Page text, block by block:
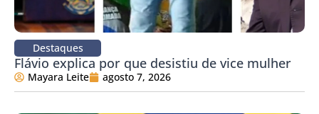
Destaques
Flávio explica por que desistiu de vice mulher
Mayara Leite agosto 7, 2026